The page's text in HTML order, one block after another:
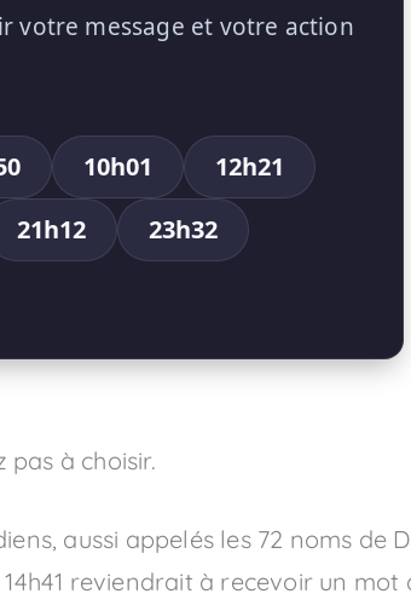
votre message et votre action
10h01
12h21
21h12 23h32
à choisir.
aussi appelés les 72 noms de
reviendrait à recevoir un mot